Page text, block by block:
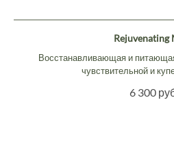
Rejuvenating
Восстанавливающая и
чувствительной и
6 300